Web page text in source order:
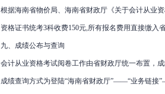
根据海南省物价局、海南省财政厅《关于会计从业
资格证书统考3科收费150元,所有报名费用直接缴入
九、成绩公布与查询
会计从业资格考试阅卷工作由省财政厅统一布置，
成绩查询方式为登陆“海南省财政厅”——“业务链